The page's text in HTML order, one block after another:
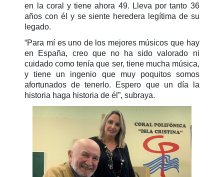
en la coral y tiene ahora 49. Lleva por tanto 36
años con él y se siente heredera legítima de su
legado.
“Para mí es uno de los mejores músicos que hay
en España, creo que no ha sido valorado ni
cuidado como tenía que ser, tiene mucha música,
y tiene un ingenio que muy poquitos somos
afortunados de tenerlo. Espero que un día la
historia haga historia de él”, subraya.